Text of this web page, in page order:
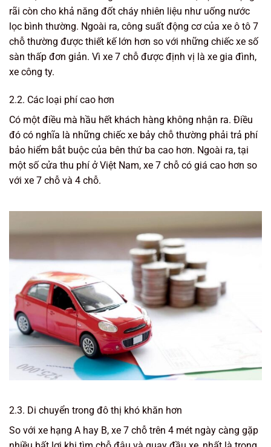
rãi còn cho khả năng đốt cháy nhiên liệu như uống nước
lọc bình thường. Ngoài ra, công suất động cơ của xe ô tô 7
chỗ thường được thiết kế lớn hơn so với những chiếc xe số
sàn thấp đơn giản. Vì xe 7 chỗ được định vị là xe gia đình,
xe công ty.
2.2. Các loại phí cao hơn
Có một điều mà hầu hết khách hàng không nhận ra. Điều
đó có nghĩa là những chiếc xe bảy chỗ thường phải trả phí
bảo hiểm bắt buộc của bên thứ ba cao hơn. Ngoài ra, tại
một số cửa thu phí ở Việt Nam, xe 7 chỗ có giá cao hơn so
với xe 7 chỗ và 4 chỗ.
2.3. Di chuyển trong đô thị khó khăn hơn
So với xe hạng A hay B, xe 7 chỗ trên 4 mét ngày càng gặp